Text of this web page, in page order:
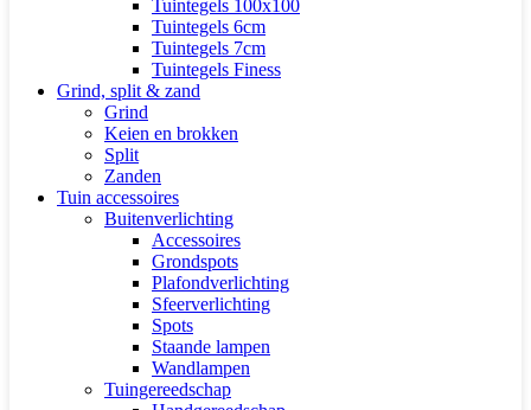
Tuintegels 100x100
Tuintegels 6cm
Tuintegels 7cm
Tuintegels Finess
Grind, split & zand
Grind
Keien en brokken
Split
Zanden
Tuin accessoires
Buitenverlichting
Accessoires
Grondspots
Plafondverlichting
Sfeerverlichting
Spots
Staande lampen
Wandlampen
Tuingereedschap